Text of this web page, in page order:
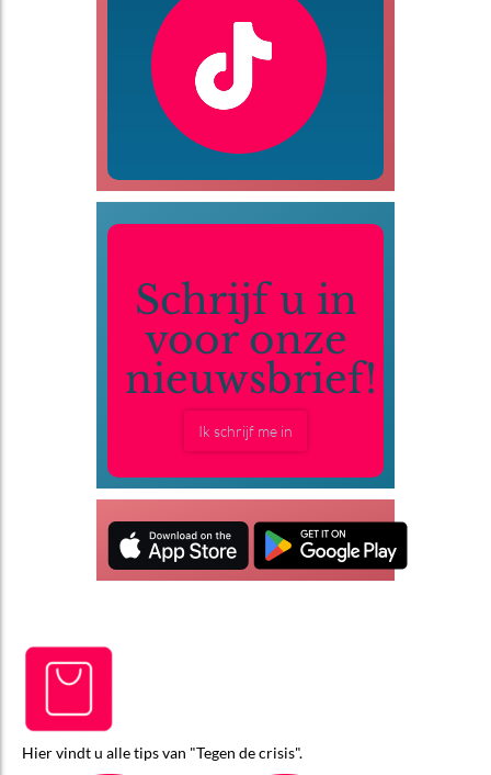
Schrijf u in
voor onze
nieuwsbrief!
Ik schrijf me in
Hier vindt u alle tips van "Tegen de crisis".